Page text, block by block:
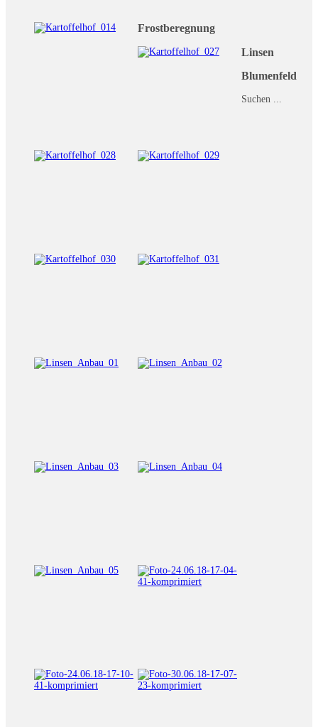
Frostberegnung
Linsen
Blumenfeld
Suchen ...